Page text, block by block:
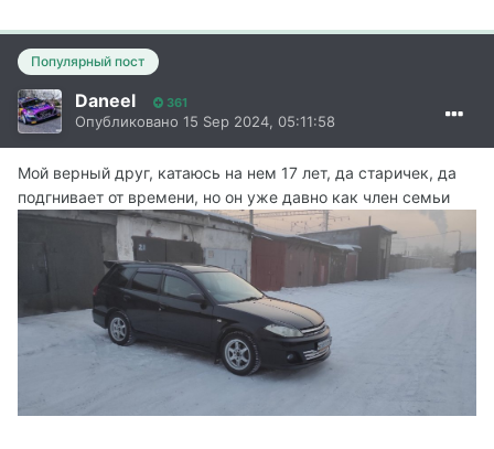
Популярный пост
Daneel 361
Опубликовано 15 Sep 2024, 05:11:58
Мой верный друг, катаюсь на нем 17 лет, да старичек, да
подгнивает от времени, но он уже давно как член семьи